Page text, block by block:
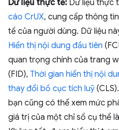
Dữ liệu thực tế: Dữ liệu thực
cáo CrUX, cung cấp thông
tế của người dùng. Dữ liệu
Hiển thị nội dung đầu tiên
quan trọng chính của trang
(FID), Thời gian hiển thị nội
thay đổi bố cục tích luỹ
bạn cũng có thể xem mức
giá trị của một chỉ số cụ thể